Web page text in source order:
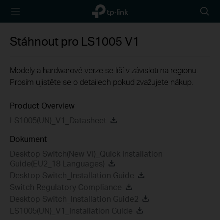
TP-Link,
Reliably
icon
Stáhnout pro LS1005 V1
Modely a hardwarové verze se liší v závisloti na regionu.
Prosím ujistěte se o detailech pokud zvažujete nákup.
Product Overview
LS1005(UN)_V1_Datasheet
Dokument
Desktop Switch(New VI)_Quick Installation
Guide(EU2_18 Languages)
Desktop Switch_Installation Guide
Switch Regulatory Compliance
Desktop Switch_Installation Guide2
LS1005(UN)_V1_Installation Guide